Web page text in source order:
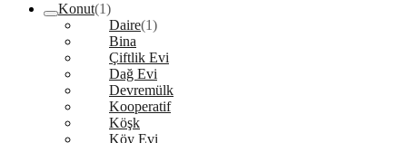
Konut(1)
Daire(1)
Bina
Çiftlik Evi
Dağ Evi
Devremülk
Kooperatif
Köşk
Köy Evi